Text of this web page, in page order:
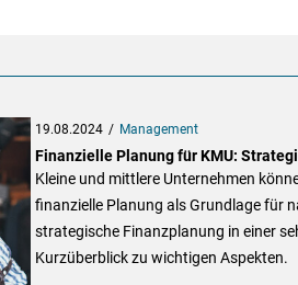
19.08.2024 Management
Finanzielle Planung für KMU:
Kleine und mittlere Unternehmen
finanzielle Planung als Grundlage für
strategische Finanzplanung in einer
Kurzüberblick zu wichtigen Aspekten.